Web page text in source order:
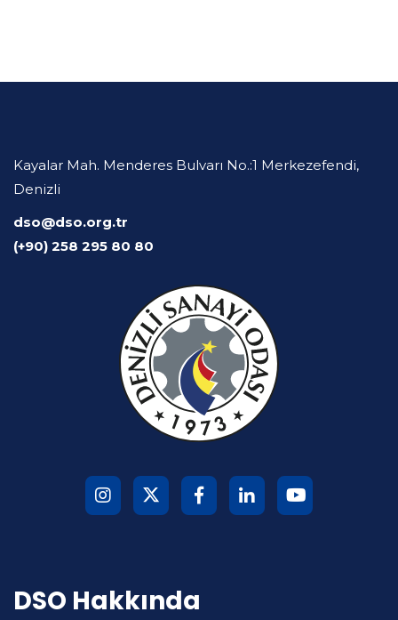
Kayalar Mah. Menderes Bulvarı No.:1 Merkezefendi,
Denizli
dso@dso.org.tr
(+90) 258 295 80 80
DSO Hakkında